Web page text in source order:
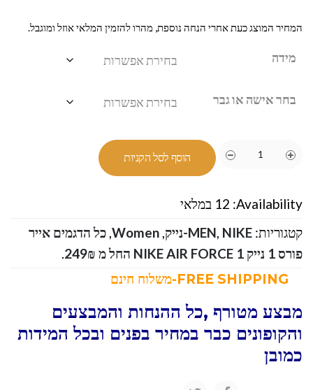
המחיר המוצג כעת אחרי הנחה נוספת, מהרו להזמין המלאי אוזל ומוגבל.
מידה
בחר אישה או גבר
הוסף לסל הקניות
Availability: 12 במלאי
קטגוריות:
MEN, NIKE-נייק ,
Women
,כל הדגמים אייר
פורס 1 נייק NIKE AIR FORCE 1 החל מ 249₪
.
מבצע מטורף ,כל ההנחות והמבצעים
והקופונים כבר במחיר בפנים ובכל המידות
כמובן